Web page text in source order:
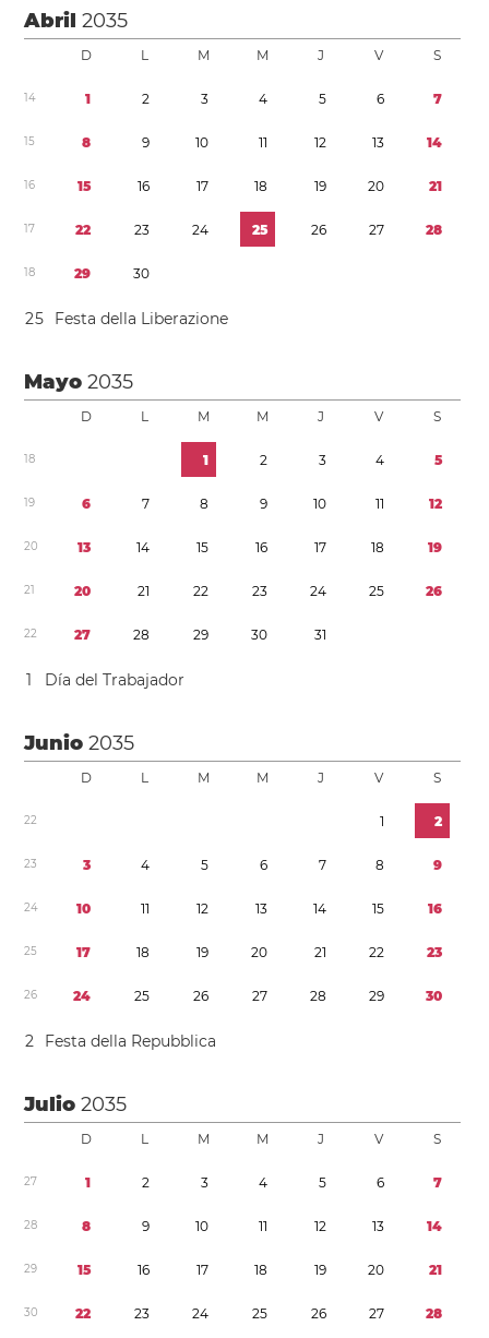
Abril2035
D L M M J V S
14 1 2 3 4 5 6 7
15 8 9 10 11 12 13 14
16 15 16 17 18 19 20 21
17 22 23 24 25 26 27 28
18 29 30
25 Festa della Liberazione
Mayo2035
D L M M J V S
18 1 2 3 4 5
19 6 7 8 9 10 11 12
20 13 14 15 16 17 18 19
21 20 21 22 23 24 25 26
22 27 28 29 30 31
1 Día del Trabajador
Junio2035
D L M M J V S
22 1 2
23 3 4 5 6 7 8 9
24 10 11 12 13 14 15 16
25 17 18 19 20 21 22 23
26 24 25 26 27 28 29 30
2 Festa della Repubblica
Julio2035
D L M M J V S
27 1 2 3 4 5 6 7
28 8 9 10 11 12 13 14
29 15 16 17 18 19 20 21
30 22 23 24 25 26 27 28